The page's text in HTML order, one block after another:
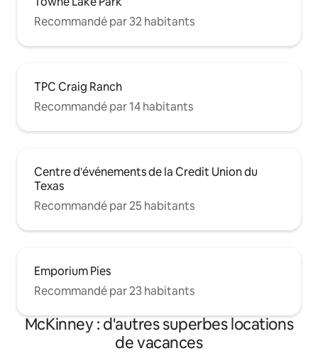
Recommandé par 32 habitants
TPC Craig Ranch
Recommandé par 14 habitants
Centre d'événements de la Credit Union du
Texas
Recommandé par 25 habitants
Emporium Pies
Recommandé par 23 habitants
McKinney : d'autres superbes locations
de vacances